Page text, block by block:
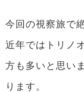
今回の視察旅で
近年ではトリノ
方も多いと思い
ります。